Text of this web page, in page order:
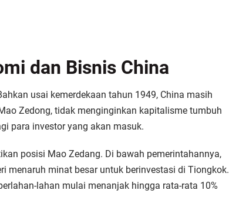
dan Bisnis China
usai kemerdekaan tahun 1949, China masih
Zedong, tidak menginginkan kapitalisme tumbuh
para investor yang akan masuk.
posisi Mao Zedang. Di bawah pemerintahannya,
menaruh minat besar untuk berinvestasi di Tiongkok.
lahan mulai menanjak hingga rata-rata 10%